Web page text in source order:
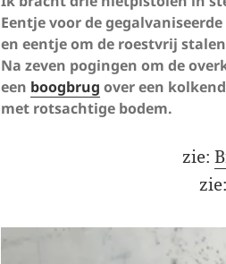
Eentje voor de
en eentje om de roestvrij
Na zeven pogingen om de
een boogbrug over een
met rotsachtige bodem.
zie: